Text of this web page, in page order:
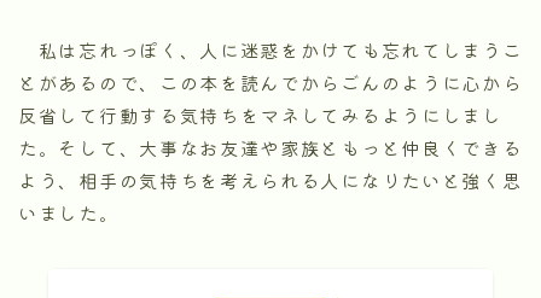
私は忘れっぽく、人に迷惑をかけても忘れてしまうこ
とがあるので、この本を読んでからごんのように心から
反省して行動する気持ちをマネしてみるようにしまし
た。そして、大事なお友達や家族ともっと仲良くできる
よう、相手の気持ちを考えられる人になりたいと強く思
いました。